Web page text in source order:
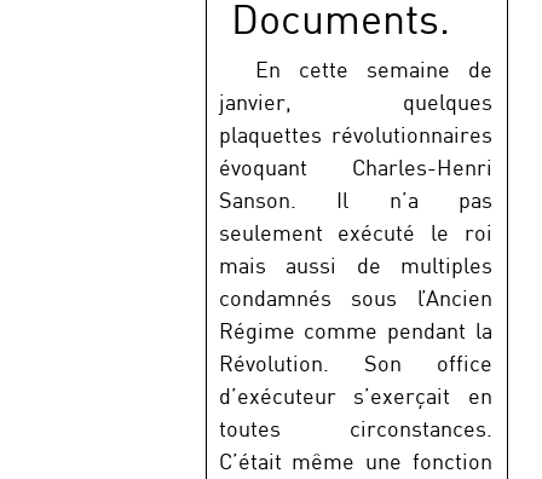
Documents.
En cette semaine de
janvier, quelques
plaquettes révolutionnaires
évoquant Charles-Henri
Sanson. Il n’a pas
seulement exécuté le roi
mais aussi de multiples
condamnés sous l’Ancien
Régime comme pendant la
Révolution. Son office
d’exécuteur s’exerçait en
toutes circonstances.
C’était même une fonction